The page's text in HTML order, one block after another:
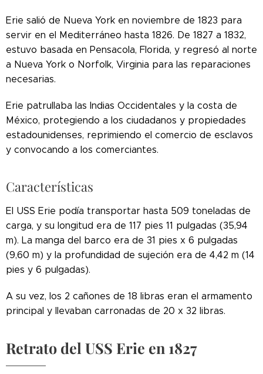
Erie salió de Nueva York en noviembre de 1823 para
servir en el Mediterráneo hasta 1826. De 1827 a 1832,
estuvo basada en Pensacola, Florida, y regresó al norte
a Nueva York o Norfolk, Virginia para las reparaciones
necesarias.
Erie patrullaba las Indias Occidentales y la costa de
México, protegiendo a los ciudadanos y propiedades
estadounidenses, reprimiendo el comercio de esclavos
y convocando a los comerciantes.
Características
El USS Erie podía transportar hasta 509 toneladas de
carga, y su longitud era de 117 pies 11 pulgadas (35,94
m). La manga del barco era de 31 pies x 6 pulgadas
(9,60 m) y la profundidad de sujeción era de 4,42 m (14
pies y 6 pulgadas).
A su vez, los 2 cañones de 18 libras eran el armamento
principal y llevaban carronadas de 20 x 32 libras.
Retrato del USS Erie en 1827